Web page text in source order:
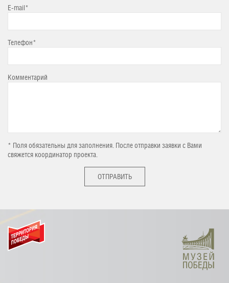
E-mail*
Телефон*
Комментарий
* Поля обязательны для заполнения. После отправки заявки с Вами
свяжется координатор проекта.